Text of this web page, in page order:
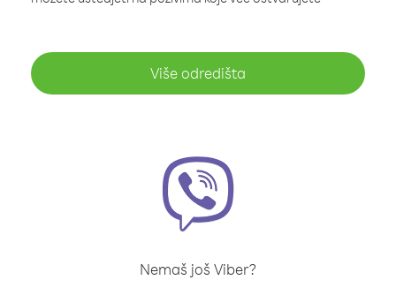
Više odredišta
Nemaš još Viber?